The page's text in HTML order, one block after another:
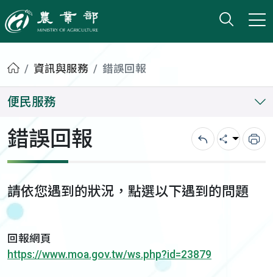
農業部
打開
小版
首頁資訊與服務 錯誤回報
便民服務
錯誤回報 回上一頁
分享 列
請依您遇到的狀況，點選以下遇到的問題
回報網頁
https://www.moa.gov.tw/ws.php?id=23879